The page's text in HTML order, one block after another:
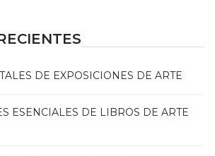
DE EXPOSICIONES DE ARTE
ESENCIALES DE LIBROS DE ARTE